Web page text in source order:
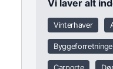
Vi laver alt
Vinterhaver